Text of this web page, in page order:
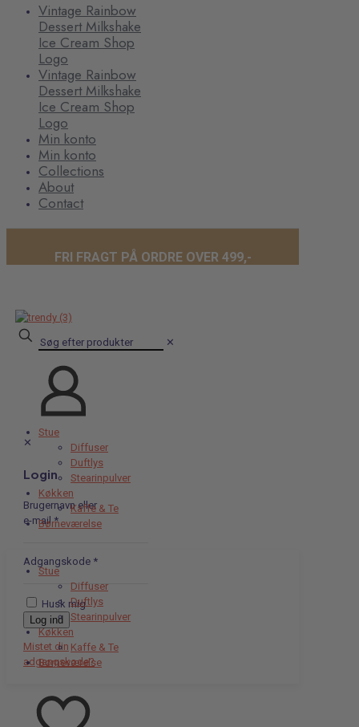
Vintage Rainbow
Dessert Milkshake
Ice Cream Shop
Logo
Vintage Rainbow
Dessert Milkshake
Ice Cream Shop
Logo
Min konto
Min konto
Collections
About
Contact
FRI FRAGT PÅ ORDRE OVER 499,-
✕
✕
Login
Brugernavn eller
e-mail*
Adgangskode *
Husk mig
Log ind
Mistet din
adgangskode?
Stue
Diffuser
Duftlys
Stearinpulver
Køkken
Kaffe & Te
Børneværelse
Stue
Diffuser
Duftlys
Stearinpulver
Køkken
Kaffe & Te
Børneværelse